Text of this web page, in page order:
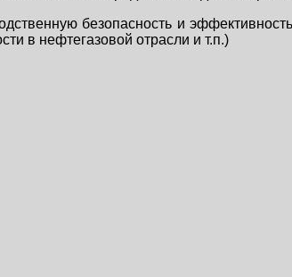
безопасность и
в нефтегазовой отрасли и т.п.)